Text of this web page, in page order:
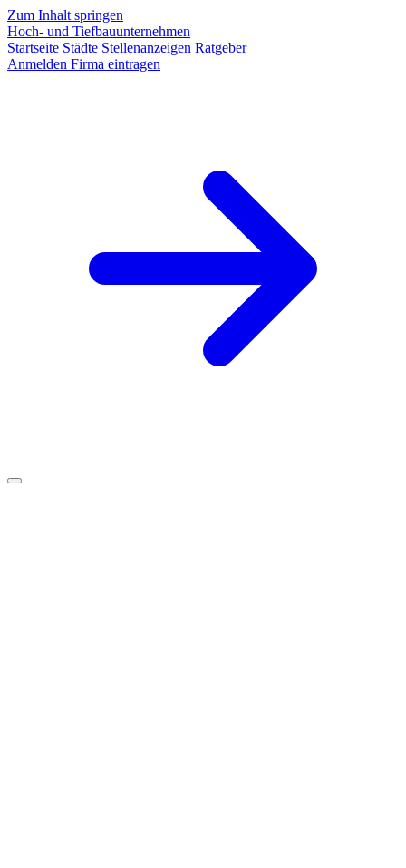
Zum Inhalt springen
Hoch- und Tiefbauunternehmen
Startseite Städte Stellenanzeigen Ratgeber
Anmelden Firma eintragen